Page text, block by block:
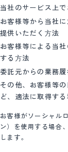
当社のサービス上
お客様等から当社
提供いただく⽅法
お客様等による当
する⽅法
委託元からの業務
その他、お客様等
ど、適法に取得す
お客様がソーシャル
ン）を使用する場合
します。